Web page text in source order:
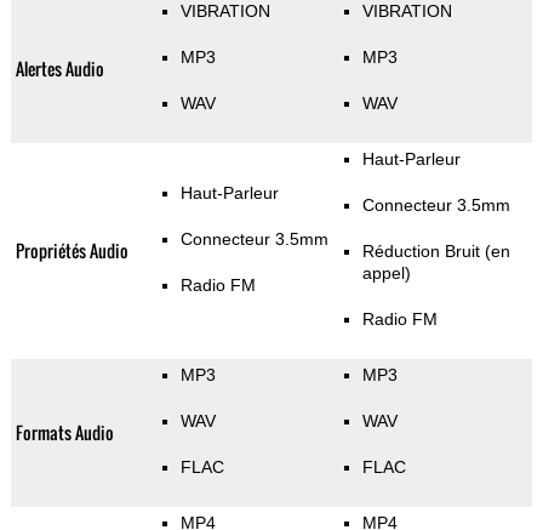
Alertes Audio
VIBRATION
MP3
WAV
VIBRATION
MP3
WAV
Propriétés Audio
Haut-Parleur
Connecteur 3.5mm
Radio FM
Haut-Parleur
Connecteur 3.5mm
Réduction Bruit (en
appel)
Radio FM
Formats Audio
MP3
WAV
FLAC
MP3
WAV
FLAC
MP4 MP4